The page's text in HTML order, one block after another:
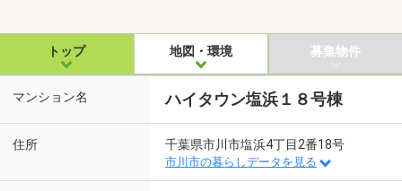
トップ 地図・環境 募集物件
マンション名 ハイタウン塩浜１８号棟
住所 千葉県市川市塩浜4丁目2番18号
市川市の暮らしデータを見る